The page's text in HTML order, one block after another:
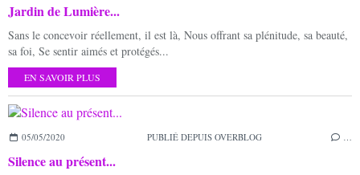
Jardin de Lumière...
Sans le concevoir réellement, il est là, Nous offrant sa plénitude, sa beauté,
sa foi, Se sentir aimés et protégés...
EN SAVOIR PLUS
05/05/2020 PUBLIÉ DEPUIS OVERBLOG
Silence au présent...